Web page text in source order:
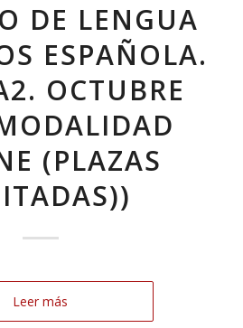
DE LENGUA
ESPAÑOLA.
OCTUBRE
(PLAZAS
Leer más